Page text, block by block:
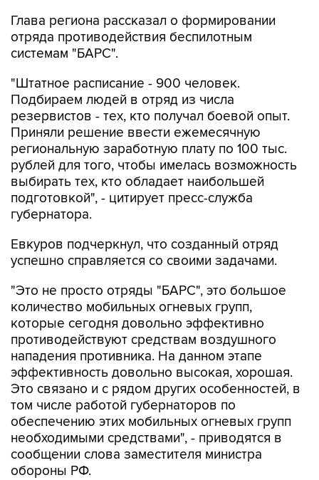
Глава региона рассказал о формировании
отряда противодействия беспилотным
системам "БАРС".
"Штатное расписание - 900 человек.
Подбираем людей в отряд из числа
резервистов - тех, кто получал боевой опыт.
Приняли решение ввести ежемесячную
региональную заработную плату по 100 тыс.
рублей для того, чтобы имелась возможность
выбирать тех, кто обладает наибольшей
подготовкой", - цитирует пресс-служба
губернатора.
Евкуров подчеркнул, что созданный отряд
успешно справляется со своими задачами.
"Это не просто отряды "БАРС", это большое
количество мобильных огневых групп,
которые сегодня довольно эффективно
противодействуют средствам воздушного
нападения противника. На данном этапе
эффективность довольно высокая, хорошая.
Это связано и с рядом других особенностей, в
том числе работой губернаторов по
обеспечению этих мобильных огневых групп
необходимыми средствами", - приводятся в
сообщении слова заместителя министра
обороны РФ.